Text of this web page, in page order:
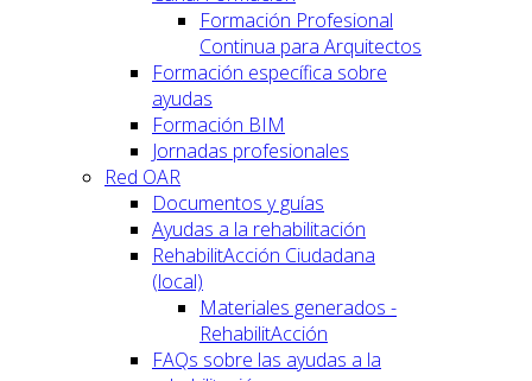
Formación Profesional
Continua para Arquitectos
Formación específica sobre
ayudas
Formación BIM
Jornadas profesionales
Red OAR
Documentos y guías
Ayudas a la rehabilitación
RehabilitAcción Ciudadana
(local)
Materiales generados -
RehabilitAcción
FAQs sobre las ayudas a la